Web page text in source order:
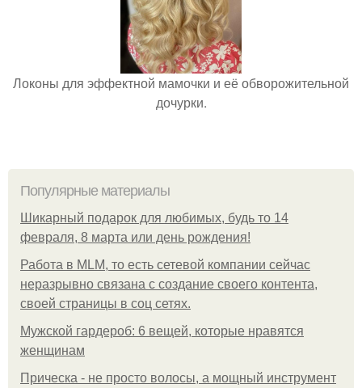
Локоны для эффектной мамочки и её обворожительной
дочурки.
Популярные материалы
Шикарный подарок для любимых, будь то 14
февраля, 8 марта или день рождения!
Работа в MLM, то есть сетевой компании сейчас
неразрывно связана с создание своего контента,
своей страницы в соц сетях.
Мужской гардероб: 6 вещей, которые нравятся
женщинам
Прическа - не просто волосы, а мощный инструмент